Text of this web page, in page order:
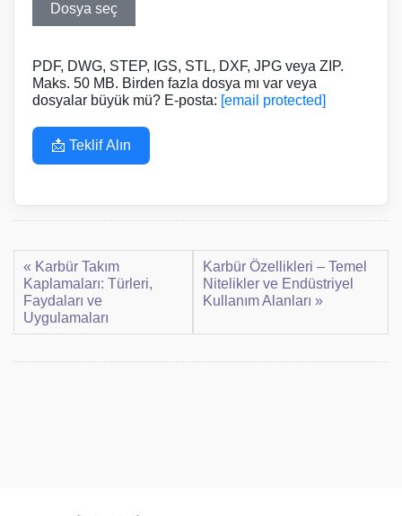
Dosya seç
PDF, DWG, STEP, IGS, STL, DXF, JPG veya ZIP.
Maks. 50 MB. Birden fazla dosya mı var veya
dosyalar büyük mü? E-posta: [email protected]
📩 Teklif Alın
« Karbür Takım
Kaplamaları: Türleri,
Faydaları ve
Uygulamaları
Karbür Özellikleri – Temel
Nitelikler ve Endüstriyel
Kullanım Alanları »